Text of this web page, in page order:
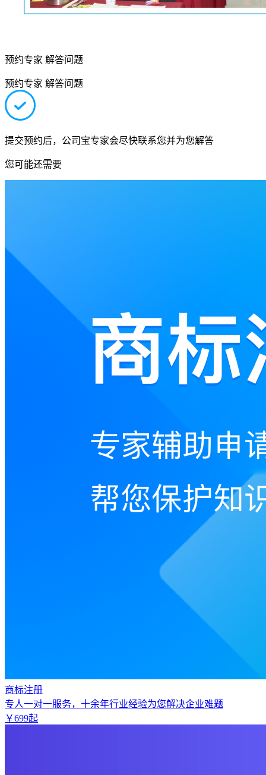
预约专家 解答问题
预约专家 解答问题
提交预约后，公司宝专家会尽快联系您并为您解答
您可能还需要
商标注册
专人一对一服务，十余年行业经验为您解决企业难题
￥699起